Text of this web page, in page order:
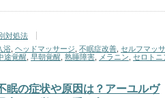
対処法
浴 ヘッドマッサージ 不眠症改善 セルフマッ
途覚醒 早朝覚醒 熟睡障害 メラニン セロトニ
眠の症状や原因は？アーユルヴ